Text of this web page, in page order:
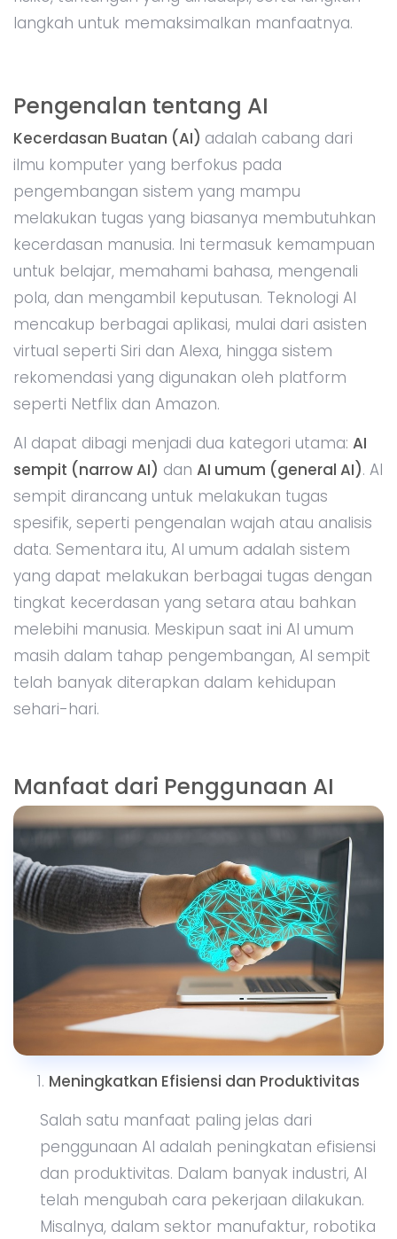
langkah untuk memaksimalkan manfaatnya.
Pengenalan tentang AI
Kecerdasan Buatan (AI) adalah cabang dari
ilmu komputer yang berfokus pada
pengembangan sistem yang mampu
melakukan tugas yang biasanya membutuhkan
kecerdasan manusia. Ini termasuk kemampuan
untuk belajar, memahami bahasa, mengenali
pola, dan mengambil keputusan. Teknologi AI
mencakup berbagai aplikasi, mulai dari asisten
virtual seperti Siri dan Alexa, hingga sistem
rekomendasi yang digunakan oleh platform
seperti Netflix dan Amazon.
AI dapat dibagi menjadi dua kategori utama: AI
sempit (narrow AI) dan AI umum (general AI). AI
sempit dirancang untuk melakukan tugas
spesifik, seperti pengenalan wajah atau analisis
data. Sementara itu, AI umum adalah sistem
yang dapat melakukan berbagai tugas dengan
tingkat kecerdasan yang setara atau bahkan
melebihi manusia. Meskipun saat ini AI umum
masih dalam tahap pengembangan, AI sempit
telah banyak diterapkan dalam kehidupan
sehari-hari.
Manfaat dari Penggunaan AI
Meningkatkan Efisiensi dan Produktivitas
Salah satu manfaat paling jelas dari
penggunaan AI adalah peningkatan efisiensi
dan produktivitas. Dalam banyak industri, AI
telah mengubah cara pekerjaan dilakukan.
Misalnya, dalam sektor manufaktur, robotika